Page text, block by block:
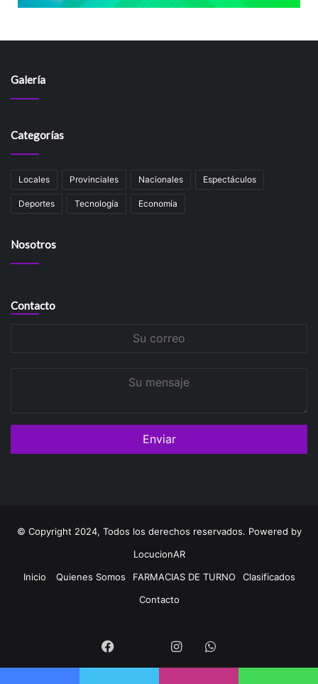
Galería
Categorías
Locales Provinciales Nacionales Espectáculos
Deportes Tecnología Economía
Nosotros
Contacto
© Copyright 2024, Todos los derechos reservados. Powered by
LocucionAR
Inicio
Quienes Somos FARMACIAS DE TURNO
Clasificados
Contacto
Facebook InstagramWhatsapp